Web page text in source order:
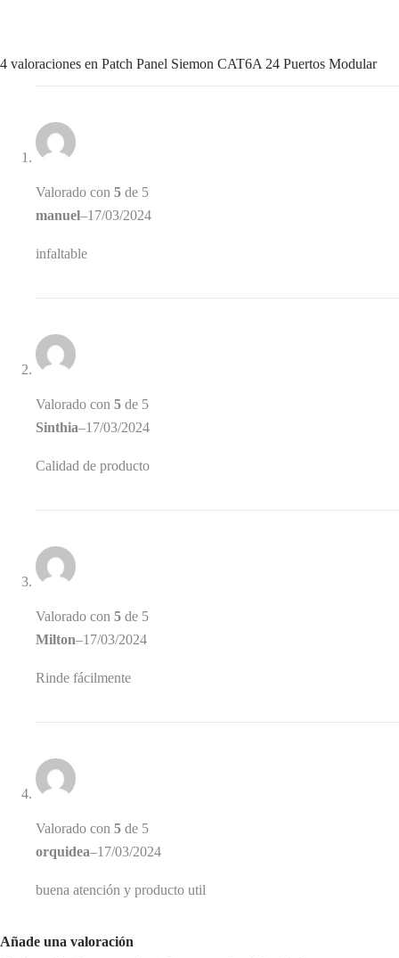
4 valoraciones en Patch Panel Siemon CAT6A 24 Puertos Modular
Valorado con 5 de 5
manuel–17/03/2024
infaltable
Valorado con 5 de 5
Sinthia–17/03/2024
Calidad de producto
Valorado con 5 de 5
Milton–17/03/2024
Rinde fácilmente
Valorado con 5 de 5
orquidea–17/03/2024
buena atención y producto util
Añade una valoración